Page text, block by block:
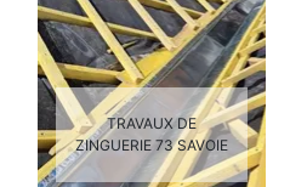
TRAVAUX DE
ZINGUERIE 73 SAVOIE